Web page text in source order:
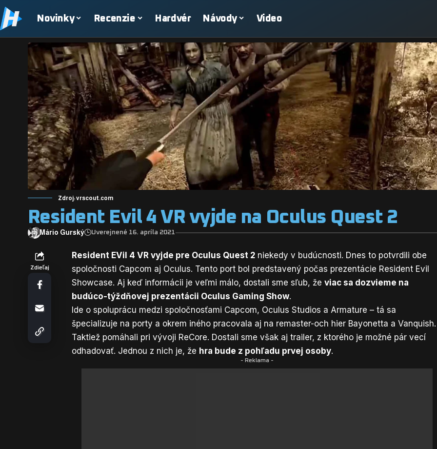
Novinky Recenzie Hardvér Návody Video
Zdroj: vrscout.com
Resident Evil 4 VR vyjde na Oculus Quest 2
Mário Gurský Uverejnené 16. apríla 2021
Zdieľaj
Resident EVil 4 VR vyjde pre Oculus Quest 2 niekedy v budúcnosti. Dnes to potvrdili obe
spoločnosti Capcom aj Oculus. Tento port bol predstavený počas prezentácie Resident Evil
Showcase. Aj keď informácii je veľmi málo, dostali sme sľub, ževiac sa dozvieme na
budúco-týždňovej prezentácii Oculus Gaming Show.
Ide o spoluprácu medzi spoločnosťami Capcom, Oculus Studios a Armature – tá sa
špecializuje na porty a okrem iného pracovala aj na remaster-och hier Bayonetta a Vanquish.
Taktiež pomáhali pri vývoji ReCore. Dostali sme však aj trailer, z ktorého je možné pár vecí
odhadovať. Jednou z nich je, že hra bude z pohľadu prvej osoby.
- Reklama -